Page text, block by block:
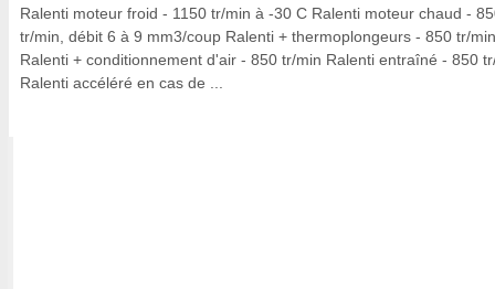
Ralenti moteur froid - 1150 tr/min à -30 C Ralenti moteur chaud -
tr/min, débit 6 à 9 mm3/coup Ralenti + thermoplongeurs - 850 tr/min
Ralenti + conditionnement d'air - 850 tr/min Ralenti entraîné - 850
Ralenti accéléré en cas de ...